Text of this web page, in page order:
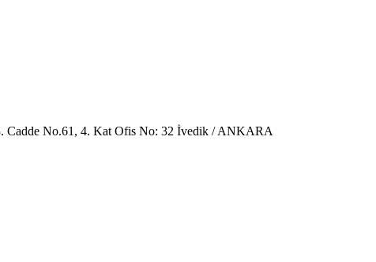
Cadde No.61, 4. Kat Ofis No: 32 İvedik / ANKARA